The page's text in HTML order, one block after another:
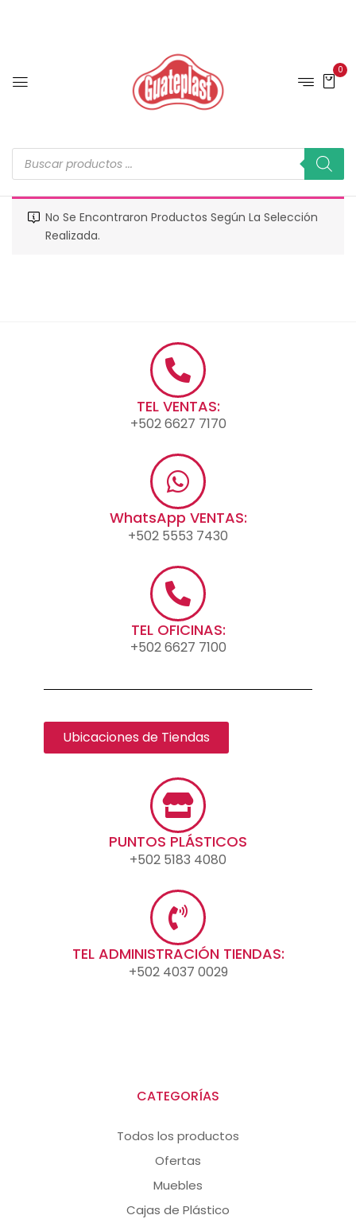
0
No Se Encontraron Productos Según La Selección
Realizada.
TEL VENTAS:
+502 6627 7170
WhatsApp VENTAS:
+502 5553 7430
TEL OFICINAS:
+502 6627 7100
Ubicaciones de Tiendas
PUNTOS PLÁSTICOS
+502 5183 4080
TEL ADMINISTRACIÓN TIENDAS:
+502 4037 0029
CATEGORÍAS
Todos los productos
Ofertas
Muebles
Cajas de Plástico